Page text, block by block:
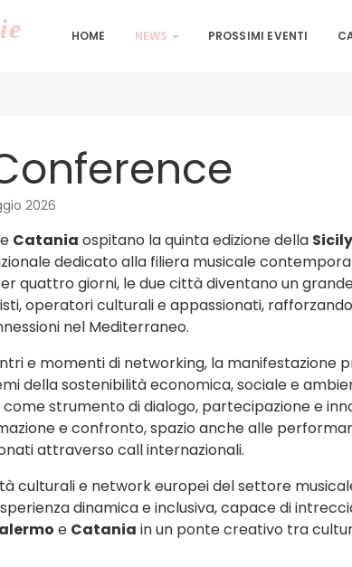
HOME NEWS PROSSIMI EVENTI
2026
e Catania ospitano la quinta edizione della
dedicato alla filiera musicale
quattro giorni, le due città diventano un
operatori culturali e appassionati,
nel Mediterraneo.
e momenti di networking, la manifestazione
della sostenibilità economica, sociale e
strumento di dialogo, partecipazione e
e confronto, spazio anche alle
attraverso call internazionali.
culturali e network europei del settore
dinamica e inclusiva, capace di
e Catania in un ponte creativo tra